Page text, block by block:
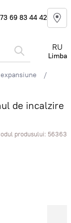
69 83 44 42
RU
Limba
de incalzire
produsului: 56363